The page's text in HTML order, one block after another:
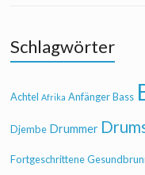
Schlagwörter
Achtel Afrika AnfängerBass
Djembe Drummer
Fortgeschrittene